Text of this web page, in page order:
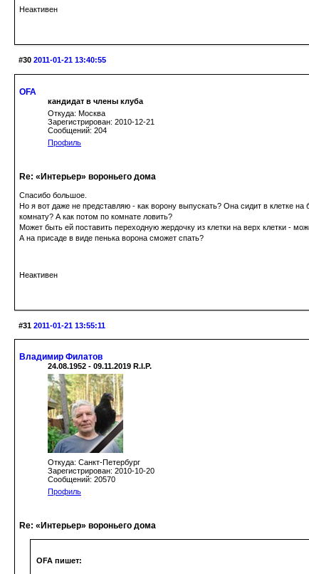
Неактивен
#30 2011-01-21 13:40:55
OFA
кандидат в члены клуба
Откуда: Москва
Зарегистрирован: 2010-12-21
Сообщений: 204
Профиль
Re: «Интерьер» вороньего дома
Спасибо большое.
Но я вот даже не представляю - как ворону выпускать? Она сидит в клетке
комнату? А как потом по комнате ловить?
Может быть ей поставить переходную жердочку из клетки на верх клетки -
А на присаде в виде пенька ворона сможет спать?
Неактивен
#31 2011-01-21 13:55:11
Владимир Филатов
24.08.1952 - 09.11.2019 R.I.P.
Откуда: Санкт-Петербург
Зарегистрирован: 2010-10-20
Сообщений: 20570
Профиль
Re: «Интерьер» вороньего дома
OFA пишет: